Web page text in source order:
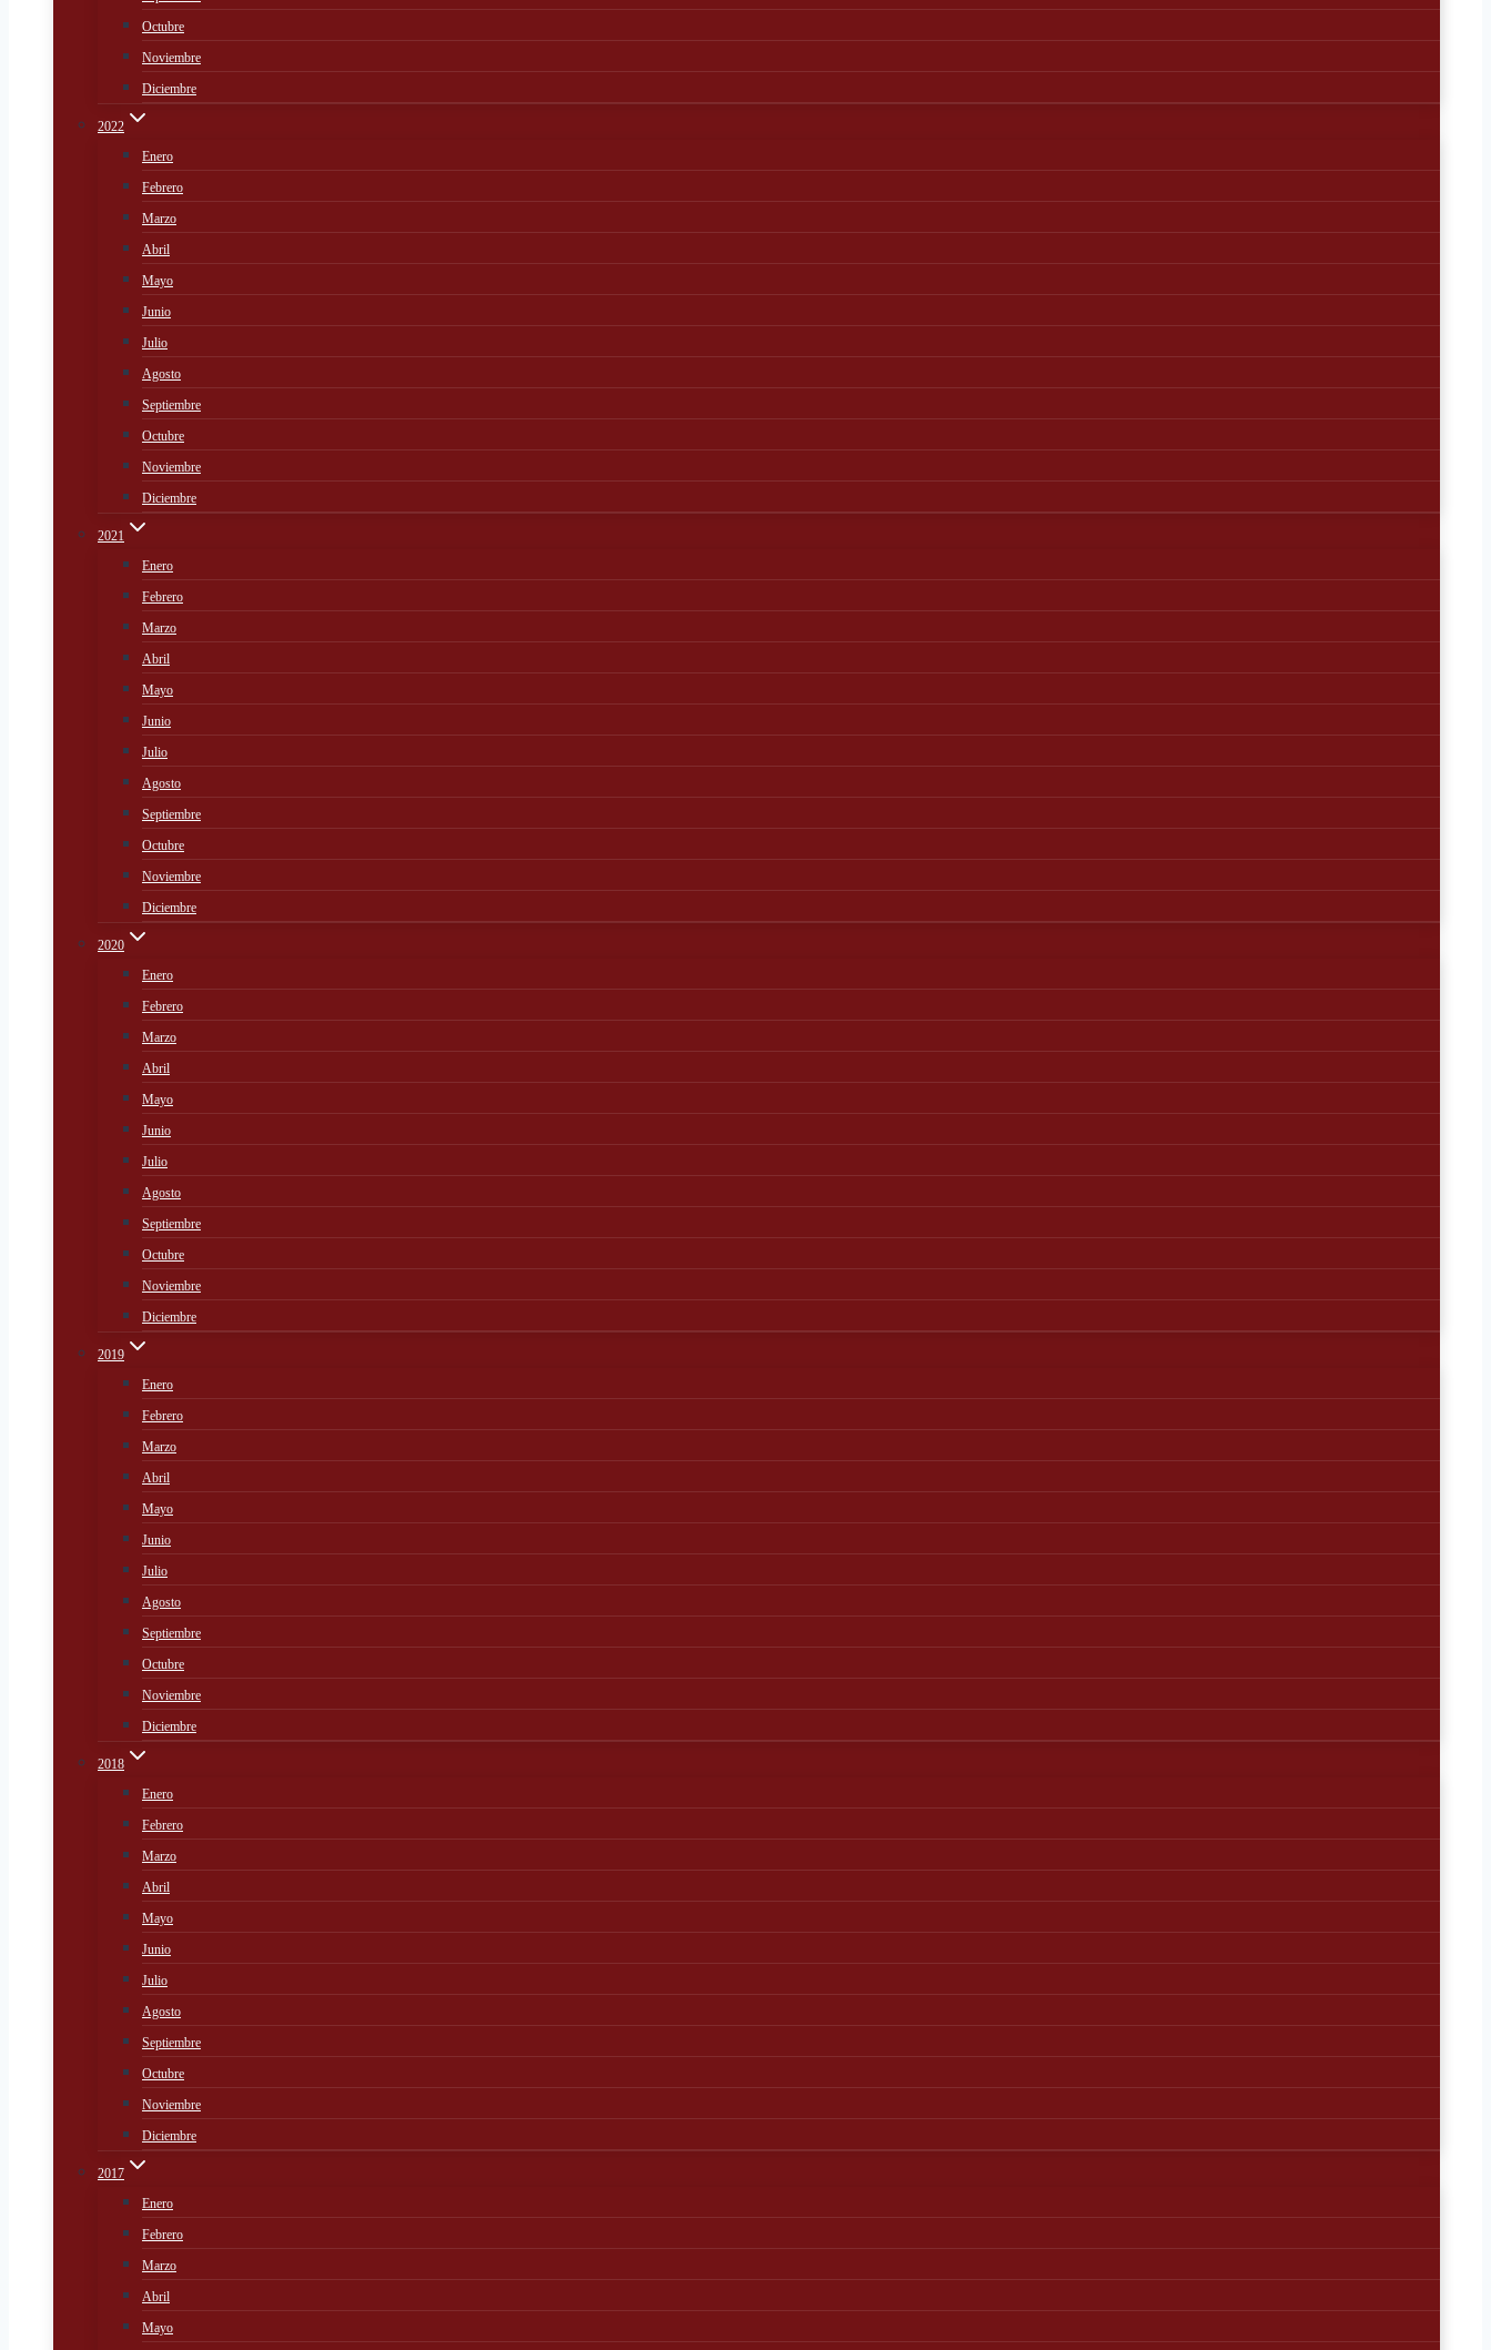
Octubre
Noviembre
Diciembre
2022
Enero
Febrero
Marzo
Abril
Mayo
Junio
Julio
Agosto
Septiembre
Octubre
Noviembre
Diciembre
2021
Enero
Febrero
Marzo
Abril
Mayo
Junio
Julio
Agosto
Septiembre
Octubre
Noviembre
Diciembre
2020
Enero
Febrero
Marzo
Abril
Mayo
Junio
Julio
Agosto
Septiembre
Octubre
Noviembre
Diciembre
2019
Enero
Febrero
Marzo
Abril
Mayo
Junio
Julio
Agosto
Septiembre
Octubre
Noviembre
Diciembre
2018
Enero
Febrero
Marzo
Abril
Mayo
Junio
Julio
Agosto
Septiembre
Octubre
Noviembre
Diciembre
2017
Enero
Febrero
Marzo
Abril
Mayo